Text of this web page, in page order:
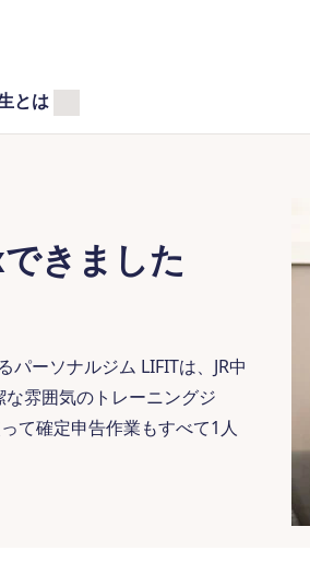
とは
きました
ーソナルジム LIFITは、JR中
雰囲気のトレーニングジ
て確定申告作業もすべて1人